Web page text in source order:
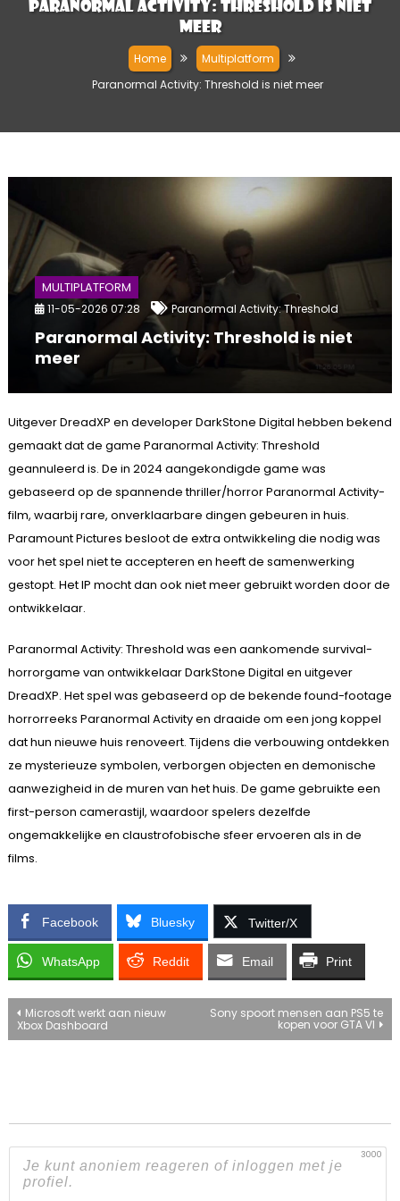
Paranormal Activity: Threshold is niet
meer
Home
Multiplatform
Paranormal Activity: Threshold is niet meer
MULTIPLATFORM
11-05-2026 07:28 Paranormal Activity: Threshold
Paranormal Activity: Threshold is niet
meer
Uitgever DreadXP en developer DarkStone Digital hebben bekend
gemaakt dat de game Paranormal Activity: Threshold
geannuleerd is. De in 2024 aangekondigde game was
gebaseerd op de spannende thriller/horror Paranormal Activity-
film, waarbij rare, onverklaarbare dingen gebeuren in huis.
Paramount Pictures besloot de extra ontwikkeling die nodig was
voor het spel niet te accepteren en heeft de samenwerking
gestopt. Het IP mocht dan ook niet meer gebruikt worden door de
ontwikkelaar.
Paranormal Activity: Threshold was een aankomende survival-
horrorgame van ontwikkelaar DarkStone Digital en uitgever
DreadXP. Het spel was gebaseerd op de bekende found-footage
horrorreeks Paranormal Activity en draaide om een jong koppel
dat hun nieuwe huis renoveert. Tijdens die verbouwing ontdekken
ze mysterieuze symbolen, verborgen objecten en demonische
aanwezigheid in de muren van het huis. De game gebruikte een
first-person camerastijl, waardoor spelers dezelfde
ongemakkelijke en claustrofobische sfeer ervoeren als in de
films.
Facebook Bluesky Twitter/X
WhatsApp Reddit Email Print
Bericht
Microsoft werkt aan nieuw
Xbox Dashboard
Sony spoort mensen aan PS5 te
kopen voor GTA VI
3000